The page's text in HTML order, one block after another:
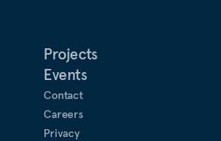
Projects
Events
Contact
Careers
Privacy